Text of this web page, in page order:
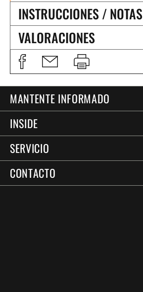
INSTRUCCIONES / NOTAS
VALORACIONES
MANTENTE INFORMADO
INSIDE
SERVICIO
CONTACTO